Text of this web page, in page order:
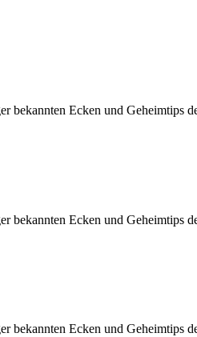
bekannten Ecken und Geheimtips
bekannten Ecken und Geheimtips
bekannten Ecken und Geheimtips